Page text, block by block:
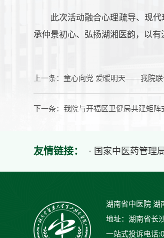
此次活动融合心理疏导、现
承仲景初心、弘扬湖湘医韵，以
上一条：童心向党 爱暖明天——我院联
下一条：我院与开福区卫健局共建矩阵
友情链接： · 国家中医药管理
湖南省中医院 湖
地址：湖南省长
一站式投诉电话